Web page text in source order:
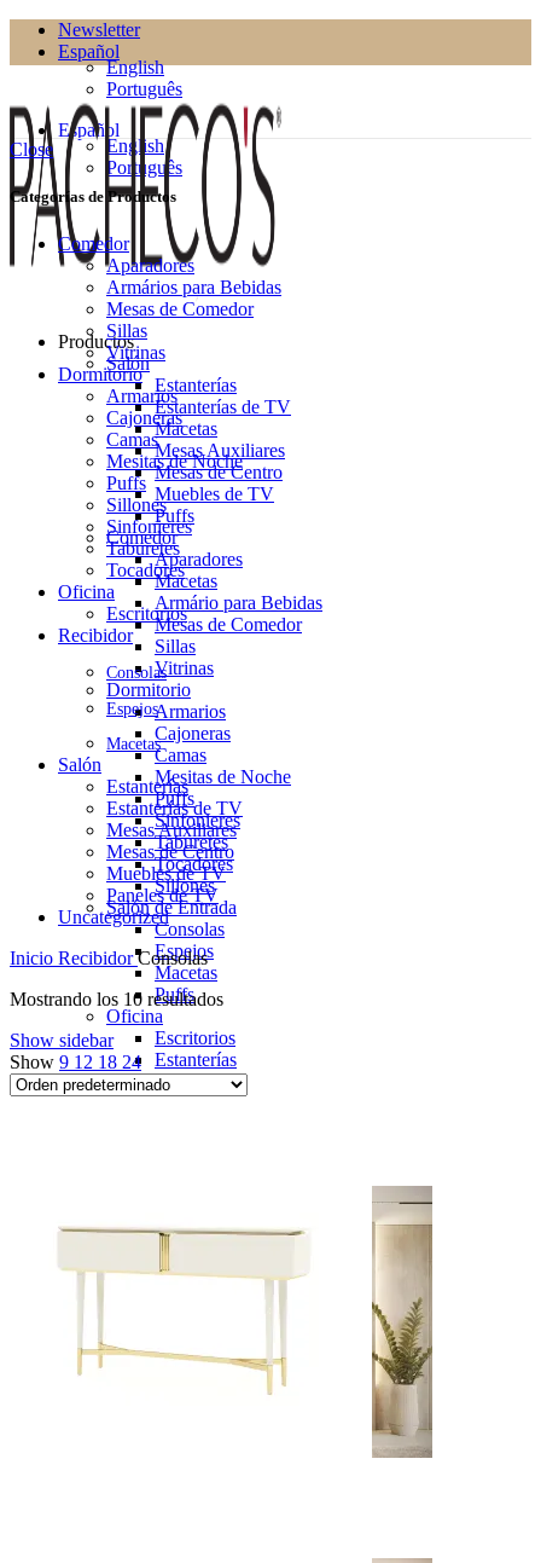
Newsletter
Español
English
Português
Español
English
Português
Productos
Salón
Estanterías
Estanterías de TV
Macetas
Mesas Auxiliares
Mesas de Centro
Muebles de TV
Puffs
Comedor
Aparadores
Macetas
Armário para Bebidas
Mesas de Comedor
Sillas
Vitrinas
Dormitorio
Armarios
Cajoneras
Camas
Mesitas de Noche
Puffs
Sinfonieres
Taburetes
Tocadores
Sillones
Salón de Entrada
Consolas
Espejos
Macetas
Puffs
Oficina
Escritorios
Estanterías
Macetas
Sillas
Close
Categorías de Productos
Comedor
Aparadores
Armários para Bebidas
Mesas de Comedor
Sillas
Vitrinas
Dormitorio
Armarios
Cajoneras
Camas
Mesitas de Noche
Puffs
Sillones
Sinfonieres
Taburetes
Tocadores
Oficina
Escritorios
Recibidor
Consolas
Espejos
Macetas
Salón
Estanterías
Estanterías de TV
Mesas Auxiliares
Mesas de Centro
Muebles de TV
Paneles de TV
Uncategorized
Inicio RecibidorConsolas
Mostrando los 10 resultados
Show sidebar
Show 9 12 18 24